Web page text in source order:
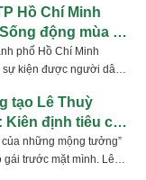
Hồ Chí Minh
động mùa lễ
phố Hồ Chí Minh
sự kiện được người dân
tạo Lê Thuỳ
Kiên định tiêu chí
– Tiếp nối sự
những mộng tưởng”
gái trước mặt mình. Lê